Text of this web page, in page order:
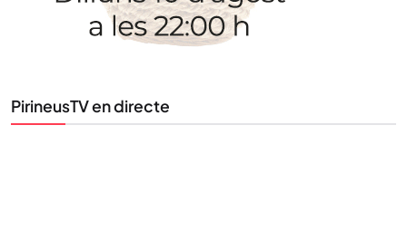
PirineusTV en directe
al teu correu. Subscriu-te al nostre butlletí i segueix
la informació que importa.